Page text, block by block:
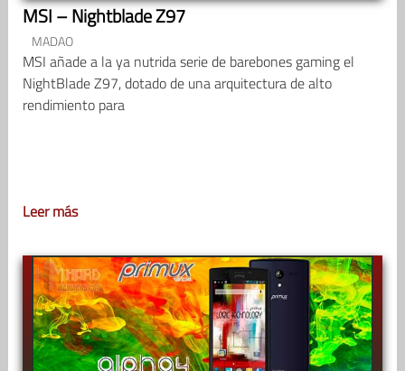
MSI – Nightblade Z97
MADAO
MSI añade a la ya nutrida serie de barebones gaming el
NightBlade Z97, dotado de una arquitectura de alto
rendimiento para
Leer más